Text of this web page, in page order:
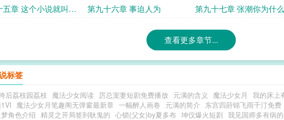
戏
剧本
五章 这个小说就叫做
第九十六章 事迫人为
第九十七章 张潮你为什
查看更多章节...
标签
后荔枝园荔枝 魔法少女阅读 厉总宠妻短剧免费播放 元满的含义 魔法少女月 我的床上
魔法少女月笔趣阁无弹窗最新章 一幅醉人画卷 元满的简介 东宫四莳锦飞雨千汀免费
角色介绍 精灵之开局签到耿鬼的 心锁(父女)by夏多布 坤仪爆火短剧 我见国师多有病